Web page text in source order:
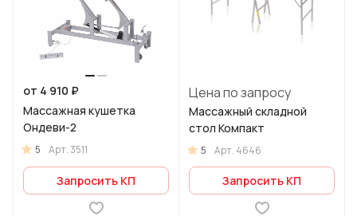
от 4 910 ₽
Массажная кушетка
Ондеви-2
5 Арт.3511
Запросить КП
Цена по запросу
Массажный складной
стол Компакт
5 Арт. 4646
Запросить КП